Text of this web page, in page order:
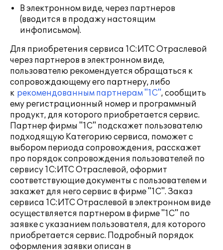
В электронном виде, через партнеров
(вводится в продажу настоящим
инфописьмом).
Для приобретения сервиса 1С:ИТС Отраслевой
через партнеров в электронном виде,
пользователю рекомендуется обращаться к
сопровождающему его партнеру, либо
к рекомендованным партнерам "1С", сообщить
ему регистрационный номер и программный
продукт, для которого приобретается сервис.
Партнер фирмы "1С" подскажет пользователю
подходящую Категорию сервиса, поможет с
выбором периода сопровождения, расскажет
про порядок сопровождения пользователей по
сервису 1С:ИТС Отраслевой, оформит
соответствующие документы с пользователем и
закажет для него сервис в фирме "1С". Заказ
сервиса 1С:ИТС Отраслевой в электронном виде
осуществляется партнером в фирме "1С" по
заявке с указанием пользователя, для которого
приобретается сервис. Подробный порядок
оформления заявки описан в